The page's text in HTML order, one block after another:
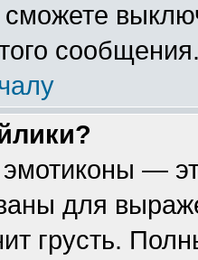
—
для
грусть.